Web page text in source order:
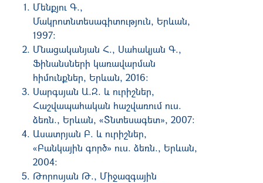
Մենքյու Գ.,
Մակրոտնտեսագիտություն, Երևան,
1997։
Մնացականյան Հ., Սահակյան Գ.,
Ֆինանսների կառավարման
հիմունքներ, Երևան, 2016։
Սարգսյան Ա.Զ. և ուրիշներ,
Հաշվապահական հաշվառում ուս.
ձեռն., Երևան, «Տնտեսագետ», 2007։
Ասատրյան Բ. և ուրիշներ,
«Բանկային գործ» ուս. ձեռն., Երևան,
2004։
Թորոսյան Թ., Միջազգային